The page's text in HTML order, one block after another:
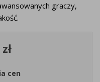
graczy,
cen